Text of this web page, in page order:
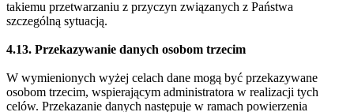
takiemu przetwarzaniu z przyczyn związanych z Państwa
szczególną sytuacją.
4.13. Przekazywanie danych osobom trzecim
W wymienionych wyżej celach dane mogą być przekazywane
osobom trzecim, wspierającym administratora w realizacji tych
celów. Przekazanie danych następuje w ramach powierzenia